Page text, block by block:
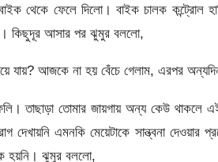
থেকে ফেলে দিলো। বাইক চালক কন্ট্রোল
কিছুদূর আসার পর ঝুমুর বললো,
যায়? আজকে না হয় বেঁচে গেলাম, এরপর
তাছাড়া তোমার জায়গায় অন্য কেউ থাকলে
এমনকি মেয়েটাকে সান্ত্বনা দেওয়ার
হয়নি। ঝুমুর বললো,